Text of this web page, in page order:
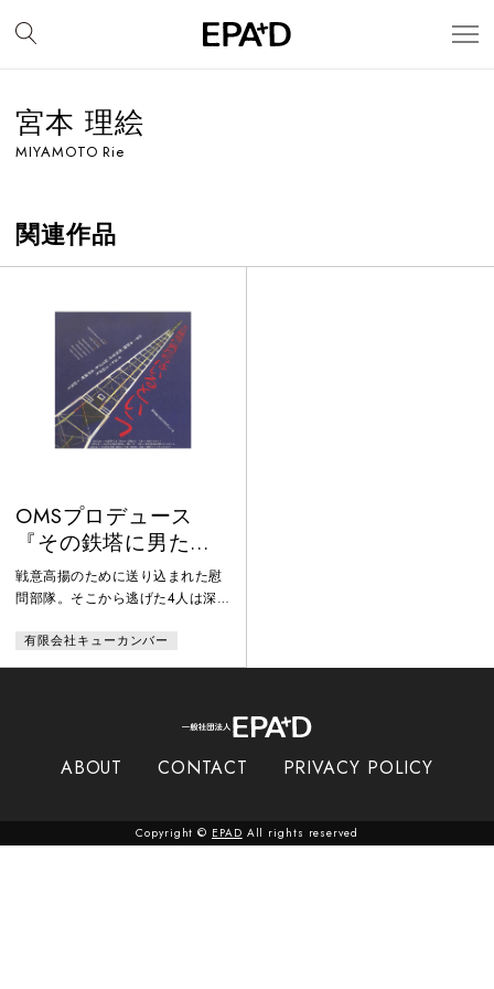
宮本 理絵
MIYAMOTO Rie
関連作品
OMSプロデュース
『その鉄塔に男たち
はいるという』
戦意高揚のために送り込まれた慰
問部隊。そこから逃げた4人は深
ている。彼らは戦争が終わるまで
そこで過ごすつもりなの だ。ある
こにいることはばれているらし
らを取り囲んでいたのは銃を構え
ース公演として上演された。
有限会社キューカンバー
ABOUT CONTACT PRIVACY POLICY
Copyright © EPAD All rights reserved